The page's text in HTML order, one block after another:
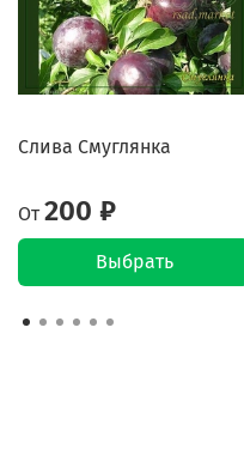
Слива Смуглянка
От 200 ₽
Выбрать